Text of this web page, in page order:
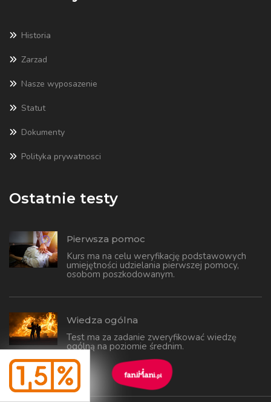
Historia
Zarzad
Nasze wyposazenie
Statut
Dokumenty
Polityka prywatnosci
Ostatnie testy
Pierwsza pomoc
Kurs ma na celu weryfikację podstawowych
umiejętności udzielania pierwszej pomocy,
osobom poszkodowanym.
Wiedza ogólna
Test ma za zadanie zweryfikować wiedzę
ogólną na poziomie średnim.